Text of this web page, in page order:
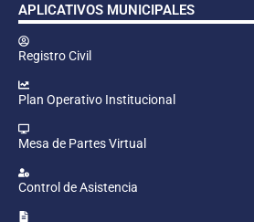
APLICATIVOS MUNICIPALES
Registro Civil
Plan Operativo Institucional
Mesa de Partes Virtual
Control de Asistencia